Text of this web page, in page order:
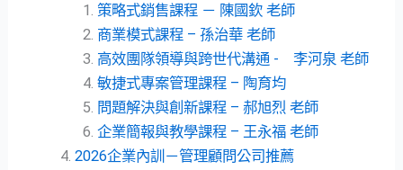
策略式銷售課程 － 陳國欽 老師
商業模式課程 – 孫治華 老師
高效團隊領導與跨世代溝通 - 李河泉 老師
敏捷式專案管理課程 – 陶育均
問題解決與創新課程 – 郝旭烈 老師
企業簡報與教學課程 – 王永福 老師
2026企業內訓－管理顧問公司推薦